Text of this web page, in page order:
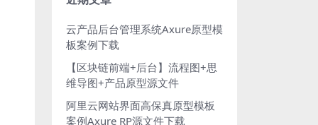
云产品后台管理系统Axure原型模
板案例下载
【区块链前端+后台】流程图+思
维导图+产品原型源文件
阿里云网站界面高保真原型模板
案例Axure RP源文件下载